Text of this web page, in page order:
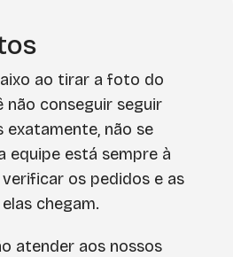
ao tirar a foto do
não conseguir seguir
exatamente, não se
equipe está sempre à
os pedidos e as
chegam.
atender aos nossos